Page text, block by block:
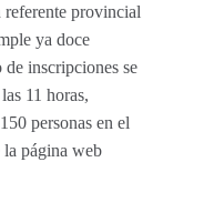
provincial
ya doce
inscripciones se
11 horas,
personas en el
página web